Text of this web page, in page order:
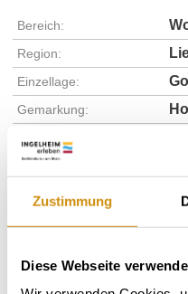
Zustimmung
Diese Webseite
Bereich:
Region:
Einzellage:
Gemarkung:
Bodenarten